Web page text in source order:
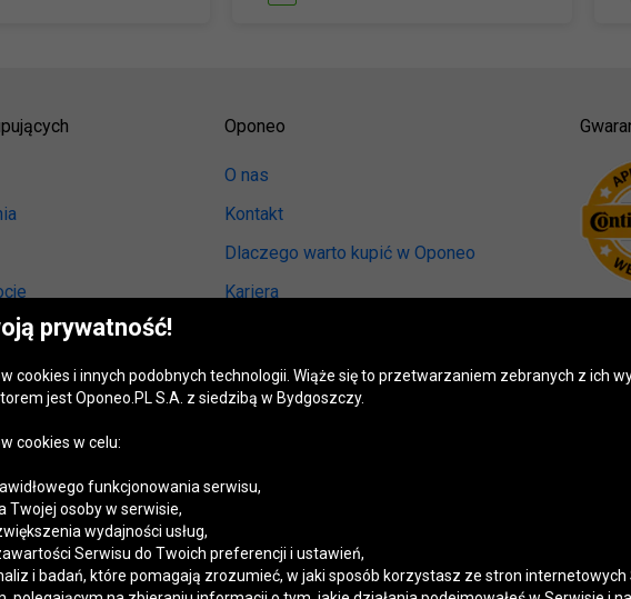
(DSA)
Oponeo
O nas
Kontakt
Dlaczego warto kupić w Oponeo
Kariera
Biuro prasowe
Kręci nas recykling
Mapa fotoradarów
Ustawienia cookies
prywatność!
cookies i innych podobnych technologii. Wiąże się to przetwarzaniem zebranych z ich
jest Oponeo.PL S.A. z siedzibą w Bydgoszczy.
cookies w celu:
funkcjonowania serwisu,
Twojej osoby w serwisie,
wydajności usług,
Serwisu do Twoich preferencji i ustawień,
i badań, które pomagają zrozumieć, w jaki sposób korzystasz ze stron internetowych